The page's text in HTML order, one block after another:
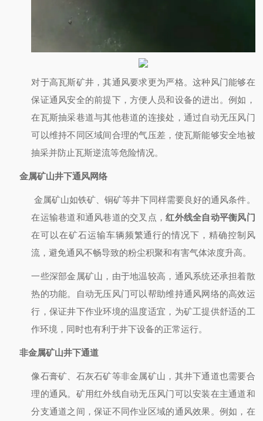
对于高瓦斯矿井，其通风要求更为严格。这种风门能够在
保证通风安全的前提下，方便人员和设备的进出。例如，
在瓦斯抽采巷道与其他巷道的连接处，通过自动无压风门
可以维持不同区域间合理的气压差，使瓦斯能够安全地被
抽采并防止瓦斯逆流等危险情况。
金属矿山井下通风网络
金属矿山如铁矿、铜矿等井下同样需要良好的通风条件。
在运输巷道和通风巷道的交叉点，红外线全自动平衡风门
在可以在矿石运输车辆频繁通行的情况下，精确控制风
流，避免通风不畅导致的粉尘积聚和有害气体浓度升高。
一些深部金属矿山，由于地温较高，通风系统还承担着散
热的功能。自动无压风门可以帮助维持通风网络的高效运
行，保证井下作业环境的温度适宜，为矿工提供舒适的工
作环境，同时也有利于井下设备的正常运行。
非金属矿山井下通道
像石膏矿、石灰石矿等非金属矿山，其井下通道也需要合
理的通风。矿用红外线自动无压风门可以安装在主通道和
分支通道之间，保证不同作业区域的通风效果。例如，在